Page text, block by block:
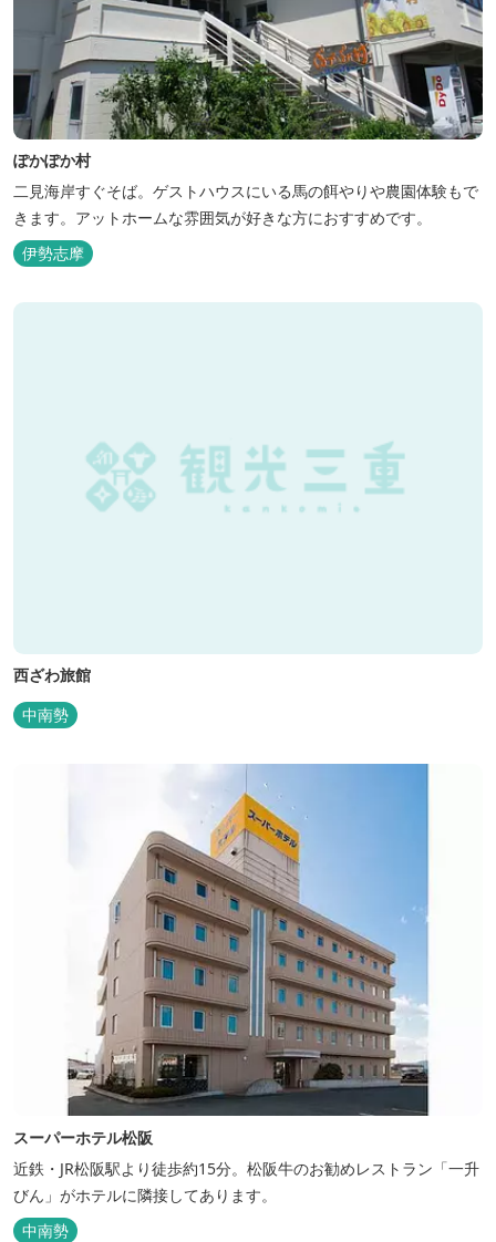
ぽかぽか村
二見海岸すぐそば。ゲストハウスにいる馬の餌やりや農園体験もで
きます。アットホームな雰囲気が好きな方におすすめです。
伊勢志摩
西ざわ旅館
中南勢
スーパーホテル松阪
近鉄・JR松阪駅より徒歩約15分。松阪牛のお勧めレストラン「一升
びん」がホテルに隣接してあります。
中南勢